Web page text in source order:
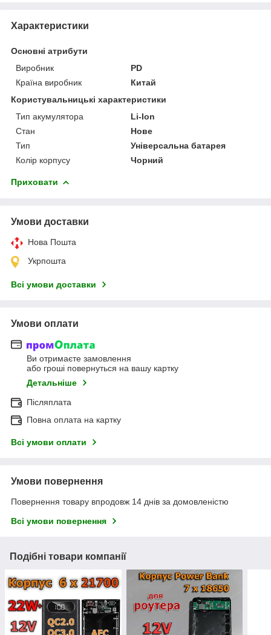
Характеристики
Основні атрибути
Виробник
PD
Країна виробник
Китай
Користувальницькі характеристики
Тип акумулятора
Li-Ion
Стан
Нове
Тип
Універсальна батарея
Колір корпусу
Чорний
Приховати
Умови доставки
Нова Пошта
Укрпошта
Всі умови доставки
Умови оплати
Ви отримаєте замовлення
або гроші повернуться на вашу картку
Детальніше
Післяплата
Повна оплата на картку
Всі умови оплати
Умови повернення
Повернення товару впродовж 14 днів за домовленістю
Всі умови повернення
Подібні товари компанії